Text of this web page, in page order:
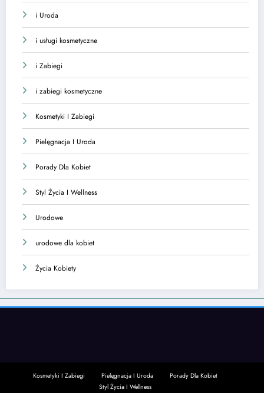
i Uroda
i usługi kosmetyczne
i Zabiegi
i zabiegi kosmetyczne
Kosmetyki I Zabiegi
Pielęgnacja I Uroda
Porady Dla Kobiet
Styl Życia I Wellness
Urodowe
urodowe dla kobiet
Życia Kobiety
Kosmetyki I Zabiegi Pielęgnacja I Uroda
Porady Dla Kobiet
Styl Życia I Wellness